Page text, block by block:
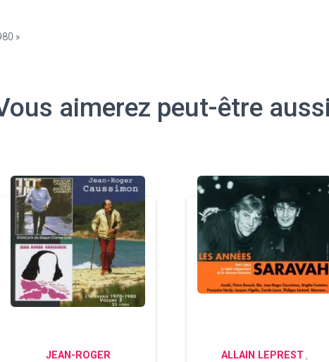
»
aimerez peut-être
JEAN-ROGER
ALLAIN LEPREST